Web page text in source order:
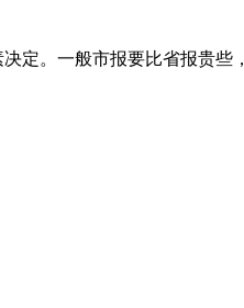
定。一般市报要比省报贵